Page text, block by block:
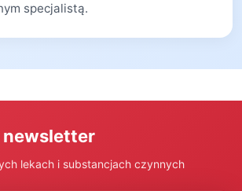
specjalistą.
newsletter
lekach i substancjach czynnych